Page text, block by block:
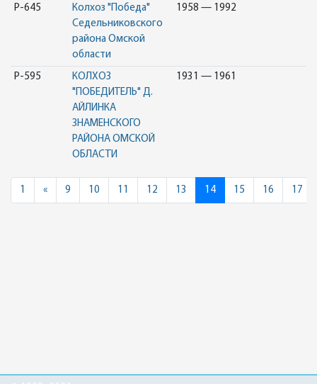
Р-645
Колхоз "Победа"
Седельниковского
района Омской
области
1958 — 1992
Р-595
КОЛХОЗ
"ПОБЕДИТЕЛЬ" Д.
АЙЛИНКА
ЗНАМЕНСКОГО
РАЙОНА ОМСКОЙ
ОБЛАСТИ
1931 — 1961
1 «Previous
9 10 11 12 13 14 15 16 17